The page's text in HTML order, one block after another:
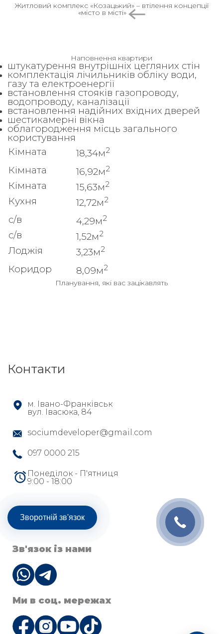
Житловий комплекс «Козацький» – втілення концепції
«місто в місті»
Наповнення квартири
штукатурення внутрішніх цегляних стін
комплектація лічильників обліку води,
газу та електроенергії
встановлення стояків газопроводу,
водопроводу, каналізації
встановлення надійних вхідних дверей
шестикамерні вікна
облагородження місць загального
користування
Кімната
18,34м2
Кімната 16,92м2
Кімната 15,63м2
Кухня 12,72м2
с/в 4,29м2
с/в 1,52м2
Лоджія 3,23м2
Коридор 8,09м2
Планування, які вас зацікавлять
Контакти
м. Івано-Франківськ
вул. Івасюка, 84
sociumdeveloper@gmail.com
097 0000 215
Понеділок - П'ятниця
9:00 - 18:00
Зворотній зв'язок
Зв'язок із нами
Ми в соц. мережах